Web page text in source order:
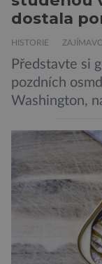
dostala
HISTORIE
Představte si
pozdních
Washington,
padesátkrát
vojáků v
Donald
PepsiCo,
admirálem